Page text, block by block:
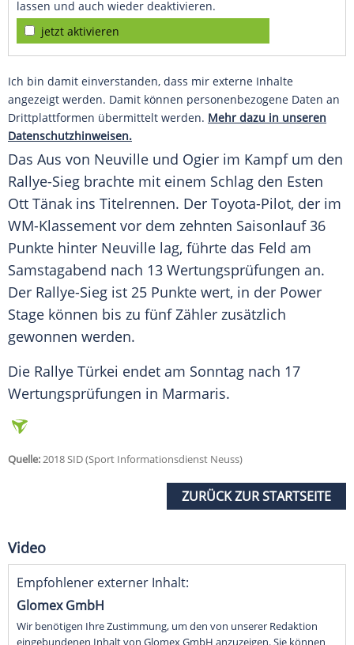
lassen und auch wieder deaktivieren.
jetzt aktivieren
Ich bin damit einverstanden, dass mir externe Inhalte
angezeigt werden. Damit können personenbezogene Daten an
Drittplattformen übermittelt werden. Mehr dazu in unseren
Datenschutzhinweisen.
Das Aus von Neuville und Ogier im Kampf um den
Rallye-Sieg brachte mit einem Schlag den Esten
Ott Tänak ins Titelrennen. Der Toyota-Pilot, der im
WM-Klassement vor dem zehnten Saisonlauf 36
Punkte hinter Neuville lag, führte das Feld am
Samstagabend nach 13 Wertungsprüfungen an.
Der Rallye-Sieg ist 25 Punkte wert, in der Power
Stage können bis zu fünf Zähler zusätzlich
gewonnen werden.
Die Rallye Türkei endet am Sonntag nach 17
Wertungsprüfungen in Marmaris.
Quelle:2018 SID (Sport Informationsdienst Neuss)
ZURÜCK ZUR STARTSEITE
Video
Empfohlener externer Inhalt:
Glomex GmbH
Wir benötigen Ihre Zustimmung, um den von unserer Redaktion
eingebundenen Inhalt von Glomex GmbH anzuzeigen. Sie können